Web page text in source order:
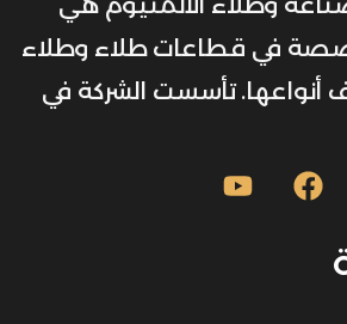
في قطاعات طلاء وطلاء
أنواعها. تأسست الشركة في